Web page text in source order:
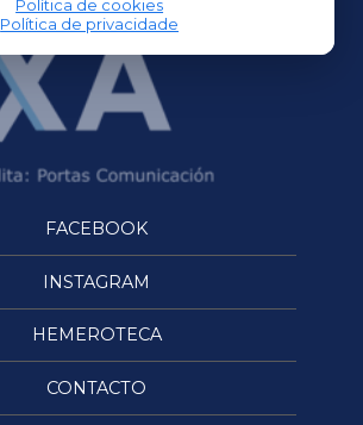
Política de cookies
Política de privacidade
FACEBOOK
INSTAGRAM
HEMEROTECA
CONTACTO